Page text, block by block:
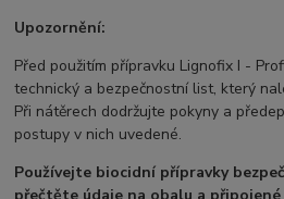
Upozornění:
Před použitím přípravku Lignofix I -
technický a bezpečnostní list, který
Při nátěrech dodržujte pokyny a
postupy v nich uvedené.
Používejte biocidní přípravky